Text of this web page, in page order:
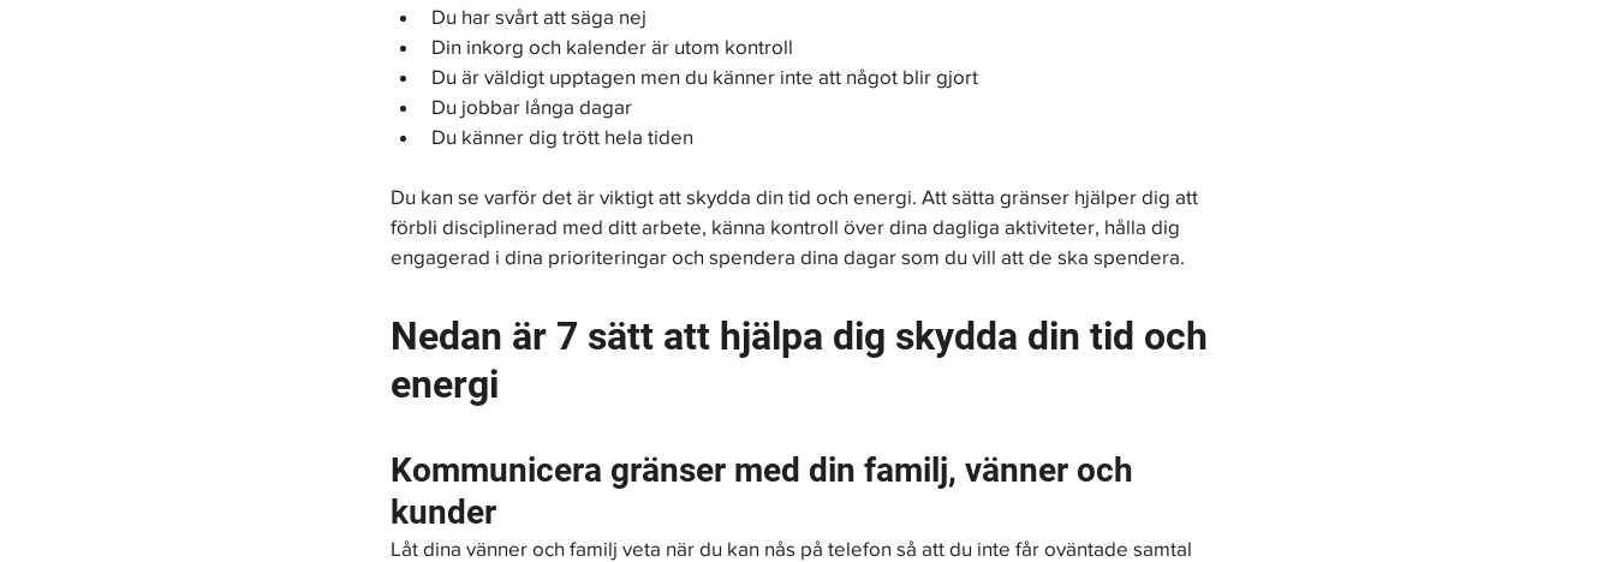
Du har svårt att säga nej
Din inkorg och kalender är utom kontroll
Du är väldigt upptagen men du känner inte att något blir gjort
Du jobbar långa dagar
Du känner dig trött hela tiden
Du kan se varför det är viktigt att skydda din tid och energi. Att sätta gränser hjälper dig att
förbli disciplinerad med ditt arbete, känna kontroll över dina dagliga aktiviteter, hålla dig
engagerad i dina prioriteringar och spendera dina dagar som du vill att de ska spendera.
Nedan är 7 sätt att hjälpa dig skydda din tid och
energi
Kommunicera gränser med din familj, vänner och
kunder
Låt dina vänner och familj veta när du kan nås på telefon så att du inte får oväntade samtal